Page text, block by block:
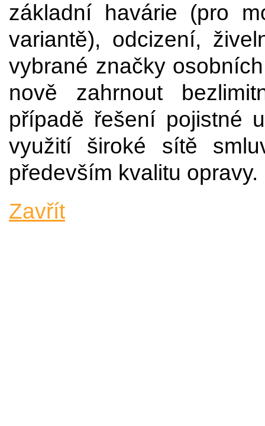
základní havárie (pro
variantě), odcizení,
vybrané značky
nově zahrnout
případě řešení pojistné
využití široké sítě
především kvalitu opravy.
Zavřít